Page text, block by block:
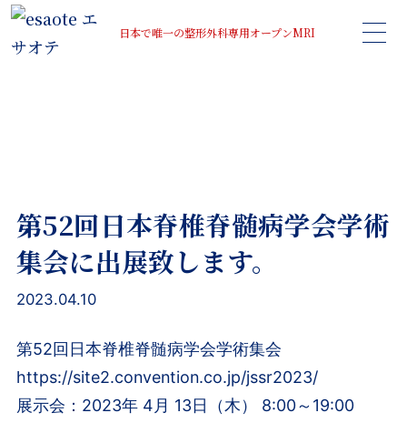
日本で唯一の整形外科専用オープンMRI
第52回日本脊椎脊髄病学会学術
集会に出展致します。
2023.04.10
第52回日本脊椎脊髄病学会学術集会
https://site2.convention.co.jp/jssr2023/
展示会：2023年 4月 13日（木） 8:00～19:00